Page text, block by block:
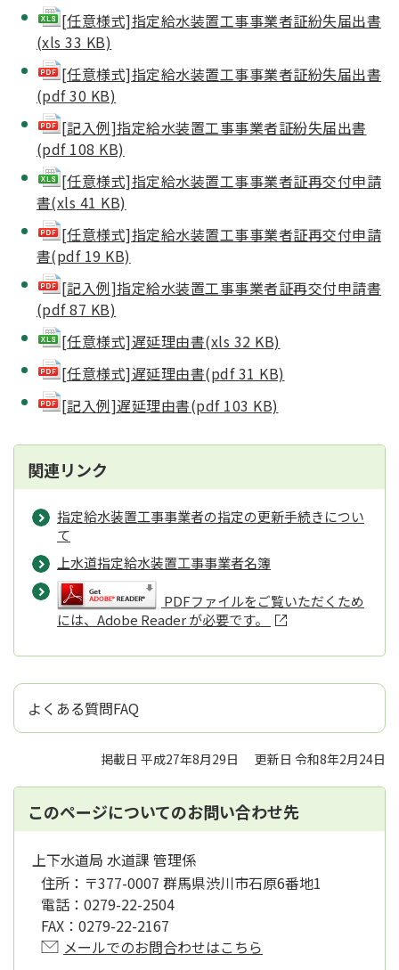
[任意様式]指定給水装置工事事業者証紛失届出書
(xls 33 KB)
[任意様式]指定給水装置工事事業者証紛失届出書
(pdf 30 KB)
[記入例]指定給水装置工事事業者証紛失届出書
(pdf 108 KB)
[任意様式]指定給水装置工事事業者証再交付申請
書(xls 41 KB)
[任意様式]指定給水装置工事事業者証再交付申請
書(pdf 19 KB)
[記入例]指定給水装置工事事業者証再交付申請書
(pdf 87 KB)
[任意様式]遅延理由書(xls 32 KB)
[任意様式]遅延理由書(pdf 31 KB)
[記入例]遅延理由書(pdf 103 KB)
関連リンク
指定給水装置工事事業者の指定の更新手続きについ
て
上水道指定給水装置工事事業者名簿
PDFファイルをご覧いただくため
には、Adobe Reader が必要です。
よくある質問FAQ
掲載日 平成27年8月29日 更新日 令和8年2月24日
このページについてのお問い合わせ先
上下水道局 水道課 管理係
住所： 〒377-0007 群馬県渋川市石原6番地1
電話： 0279-22-2504
FAX： 0279-22-2167
メールでのお問合わせはこちら